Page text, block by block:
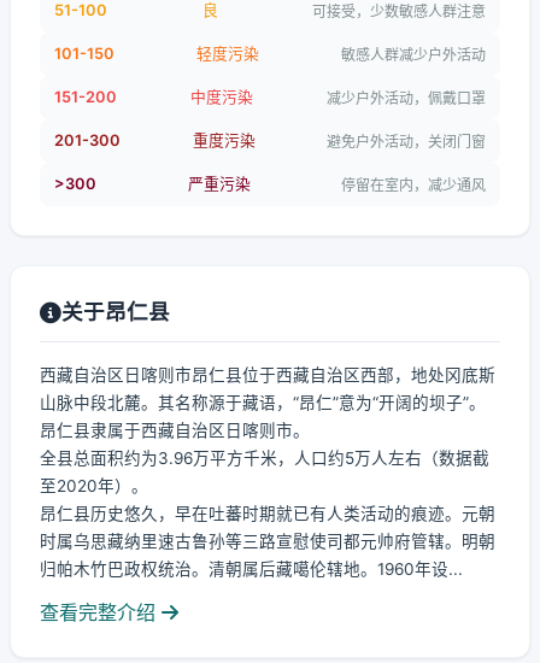
51-100 良 可接受，少数敏感人群注意
101-150 轻度污染 敏感人群减少户外活动
151-200 中度污染 减少户外活动，佩戴口罩
201-300 重度污染 避免户外活动，关闭门窗
>300 严重污染 停留在室内，减少通风
关于昂仁县
西藏自治区日喀则市昂仁县位于西藏自治区西部，地处冈底斯
山脉中段北麓。其名称源于藏语，“昂仁”意为“开阔的坝子”。
昂仁县隶属于西藏自治区日喀则市。
全县总面积约为3.96万平方千米，人口约5万人左右（数据截
至2020年）。
昂仁县历史悠久，早在吐蕃时期就已有人类活动的痕迹。元朝
时属乌思藏纳里速古鲁孙等三路宣慰使司都元帅府管辖。明朝
归帕木竹巴政权统治。清朝属后藏噶伦辖地。1960年设...
查看完整介绍